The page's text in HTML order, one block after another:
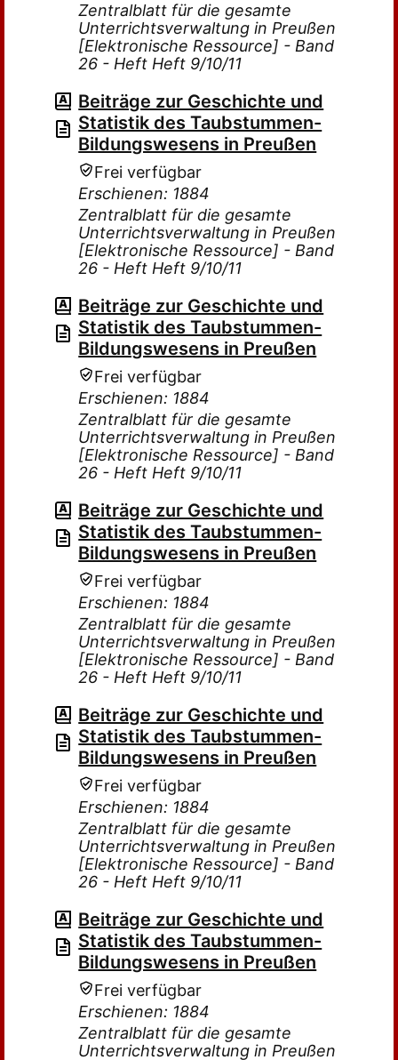
Zentralblatt für die gesamte
Unterrichtsverwaltung in Preußen
[Elektronische Ressource] - Band
26 - Heft Heft 9/10/11
Beiträge zur Geschichte und
Statistik des Taubstummen-
Bildungswesens in Preußen
Frei verfügbar
Erschienen: 1884
Zentralblatt für die gesamte
Unterrichtsverwaltung in Preußen
[Elektronische Ressource] - Band
26 - Heft Heft 9/10/11
Beiträge zur Geschichte und
Statistik des Taubstummen-
Bildungswesens in Preußen
Frei verfügbar
Erschienen: 1884
Zentralblatt für die gesamte
Unterrichtsverwaltung in Preußen
[Elektronische Ressource] - Band
26 - Heft Heft 9/10/11
Beiträge zur Geschichte und
Statistik des Taubstummen-
Bildungswesens in Preußen
Frei verfügbar
Erschienen: 1884
Zentralblatt für die gesamte
Unterrichtsverwaltung in Preußen
[Elektronische Ressource] - Band
26 - Heft Heft 9/10/11
Beiträge zur Geschichte und
Statistik des Taubstummen-
Bildungswesens in Preußen
Frei verfügbar
Erschienen: 1884
Zentralblatt für die gesamte
Unterrichtsverwaltung in Preußen
[Elektronische Ressource] - Band
26 - Heft Heft 9/10/11
Beiträge zur Geschichte und
Statistik des Taubstummen-
Bildungswesens in Preußen
Frei verfügbar
Erschienen: 1884
Zentralblatt für die gesamte
Unterrichtsverwaltung in Preußen